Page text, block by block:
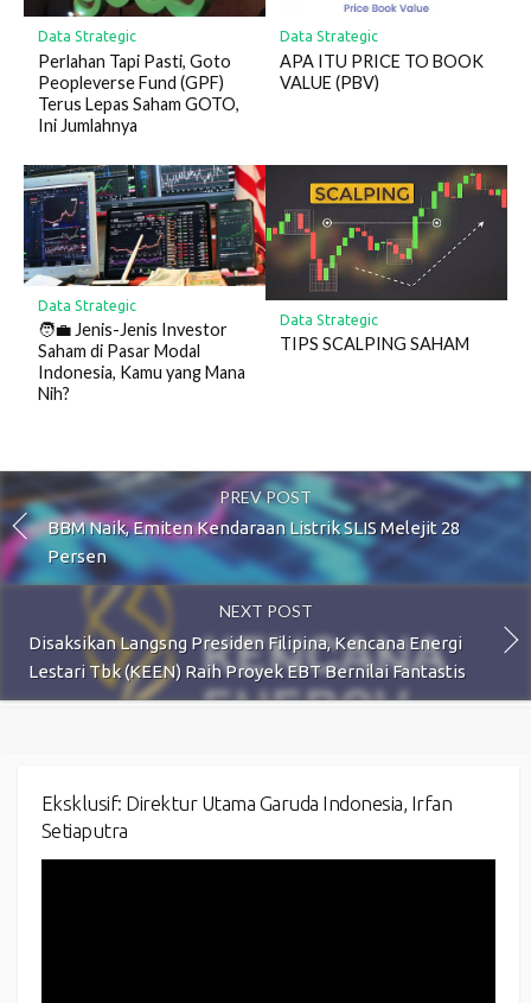
Data Strategic
Perlahan Tapi Pasti, Goto
Peopleverse Fund (GPF)
Terus Lepas Saham GOTO,
Ini Jumlahnya
Data Strategic
APA ITU PRICE TO BOOK
VALUE (PBV)
Data Strategic
🧑‍💼 Jenis-Jenis Investor
Saham di Pasar Modal
Indonesia, Kamu yang Mana
Nih?
Data Strategic
TIPS SCALPING SAHAM
PREV POST
BBM Naik, Emiten Kendaraan Listrik SLIS Melejit 28
Persen
NEXT POST
Disaksikan Langsng Presiden Filipina, Kencana Energi
Lestari Tbk (KEEN) Raih Proyek EBT Bernilai Fantastis
Eksklusif: Direktur Utama Garuda Indonesia, Irfan
Setiaputra